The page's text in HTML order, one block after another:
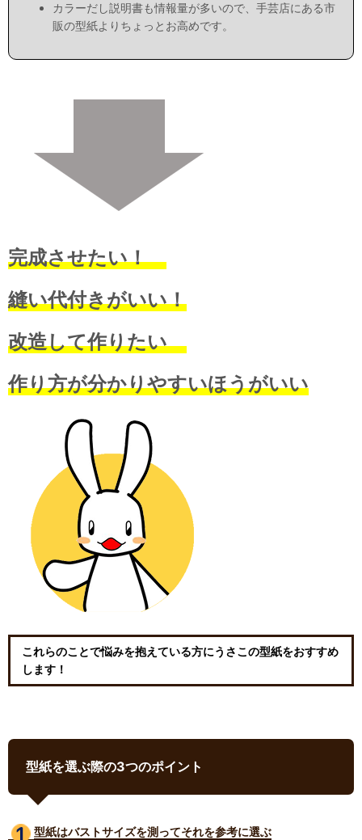
カラーだし説明書も情報量が多いので、手芸店にある市
販の型紙よりちょっとお高めです。
完成させたい！
縫い代付きがいい！
改造して作りたい
作り方が分かりやすいほうがいい
これらのことで悩みを抱えている方にうさこの型紙をおすすめ
します！
型紙を選ぶ際の3つのポイント
型紙はバストサイズを測ってそれを参考に選ぶ